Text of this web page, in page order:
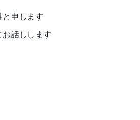
と申します
お話しします